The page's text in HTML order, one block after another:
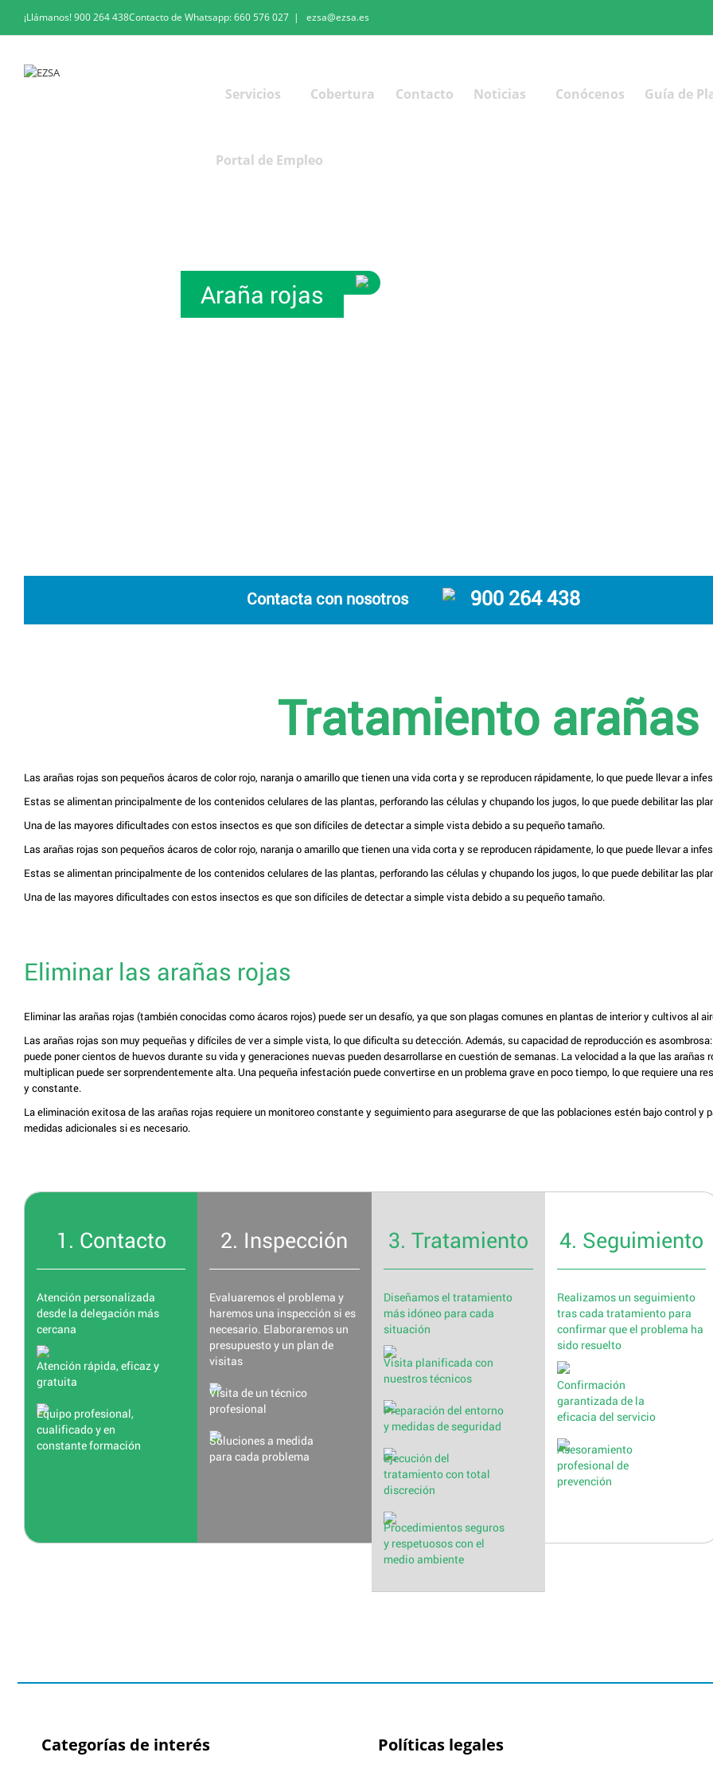
¡Llámanos!900 264 438Contacto de Whatsapp:660 576 027 | ezsa@ezsa.es
Servicios Cobertura Contacto Noticias Conócenos Guía de
Portal de Empleo
Araña rojas
Contacta con nosotros 900 264 438
Tratamiento arañas
Las arañas rojas son pequeños ácaros de color rojo, naranja o amarillo que tienen una vida corta y se reproducen rápidamente, lo que puede llevar a
Estas se alimentan principalmente de los contenidos celulares de las plantas, perforando las células y chupando los jugos, lo que puede debilitar las
Una de las mayores dificultades con estos insectos es que son difíciles de detectar a simple vista debido a su pequeño tamaño.
Las arañas rojas son pequeños ácaros de color rojo, naranja o amarillo que tienen una vida corta y se reproducen rápidamente, lo que puede llevar a
Estas se alimentan principalmente de los contenidos celulares de las plantas, perforando las células y chupando los jugos, lo que puede debilitar las
Una de las mayores dificultades con estos insectos es que son difíciles de detectar a simple vista debido a su pequeño tamaño.
Eliminar las arañas rojas
Eliminar las arañas rojas (también conocidas como ácaros rojos) puede ser un desafío, ya que son plagas comunes en plantas de interior y cultivos al
Las arañas rojas son muy pequeñas y difíciles de ver a simple vista, lo que dificulta su detección. Además, su capacidad de reproducción es
puede poner cientos de huevos durante su vida y generaciones nuevas pueden desarrollarse en cuestión de semanas. La velocidad a la que las arañas
multiplican puede ser sorprendentemente alta. Una pequeña infestación puede convertirse en un problema grave en poco tiempo, lo que requiere una
y constante.
La eliminación exitosa de las arañas rojas requiere un monitoreo constante y seguimiento para asegurarse de que las poblaciones estén bajo control y
medidas adicionales si es necesario.
1. Contacto
Atención personalizada
desde la delegación más
cercana
Atención rápida, eficaz y
gratuita
Equipo profesional,
cualificado y en
constante formación
2. Inspección
Evaluaremos el problema y
haremos una inspección si es
necesario. Elaboraremos un
presupuesto y un plan de
visitas
Visita de un técnico
profesional
Soluciones a medida
para cada problema
3. Tratamiento
Diseñamos el tratamiento
más idóneo para cada
situación
Visita planificada con
nuestros técnicos
Preparación del entorno
y medidas de seguridad
Ejecución del
tratamiento con total
discreción
Procedimientos seguros
y respetuosos con el
medio ambiente
4. Seguimiento
Realizamos un seguimiento
tras cada tratamiento para
confirmar que el problema ha
sido resuelto
Confirmación
garantizada de la
eficacia del servicio
Asesoramiento
profesional de
prevención
Categorías de interés Políticas legales